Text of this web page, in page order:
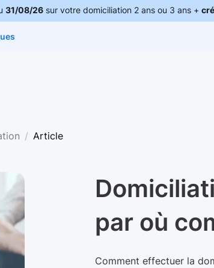
31/08/26sur votre domiciliation 2 ans ou 3 ans +
Article
par où
Comment effectuer la